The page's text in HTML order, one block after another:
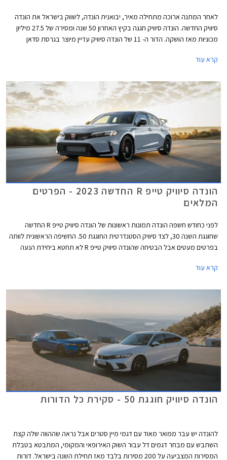
לאחר המתנה ארוכה מתחילה מאיר, יבואנית הונדה, לשווק בישראל את הונדה
סיוויק החדשה. הונדה סיוויק חגגה בקיץ האחרון 50 שנה ומסירה של 27.5 מיליון
מכוניות מאז הושקה. הדור ה- 11 של הונדה סיוויק עדיין מיוצר בגרסת סדאן
ובגרסת האצ'בק אירופאית המוצעת באופן בלעדי עם יחידת הנעה היברידית
מצניחה בכמות המסירות עקב צמצום מבחר הדגמים והקצאות נמוכות לשוק
המקומי. לאור תג המחיר הגבוה של הונדה סיוויק החדשה אנחנו מעריכים בצער
שהיא לא תצליח לשנות את התמונה באופן מהותי.
קרא עוד
הונדה סיוויק טייפ R החדשה 2023 - הפרטים
המלאים
לפני כחודש חשפה הונדה תמונות ראשונות של הונדה סיוויק טייפ R החדשה
שחוגגת השנה 30, לצד סיוויק הסטנדרטית החוגגת 50. החשיפה הראשונית לוותה
בפרטים מעטים אבל הבטיחה שהונדה סיוויק טייפ R לא תחטא ביחידת הנעה
קרא עוד
הונדה סיוויק חוגגת 50 - סקירת כל הדורות
להונדה יש עבר מפואר מאוד עם דגמי מיין סטרים אבל נראה שההווה שלה קצת
השתבש עם מבחר דגמים דל עבור השוק האירופאי והמקומי, המתבטא בטבלת
המסירות המצביעה על 200 מסירות בלבד מאז תחילת השנה בישראל. דורות